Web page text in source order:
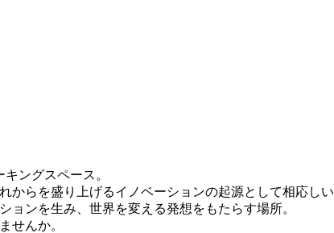
ングスペース。
からを盛り上げるイノベーションの起源として相応し
ョンを生み、世界を変える発想をもたらす場所。
せんか。